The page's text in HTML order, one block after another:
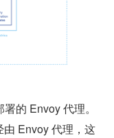
的 Envoy 代理。
Envoy 代理，这